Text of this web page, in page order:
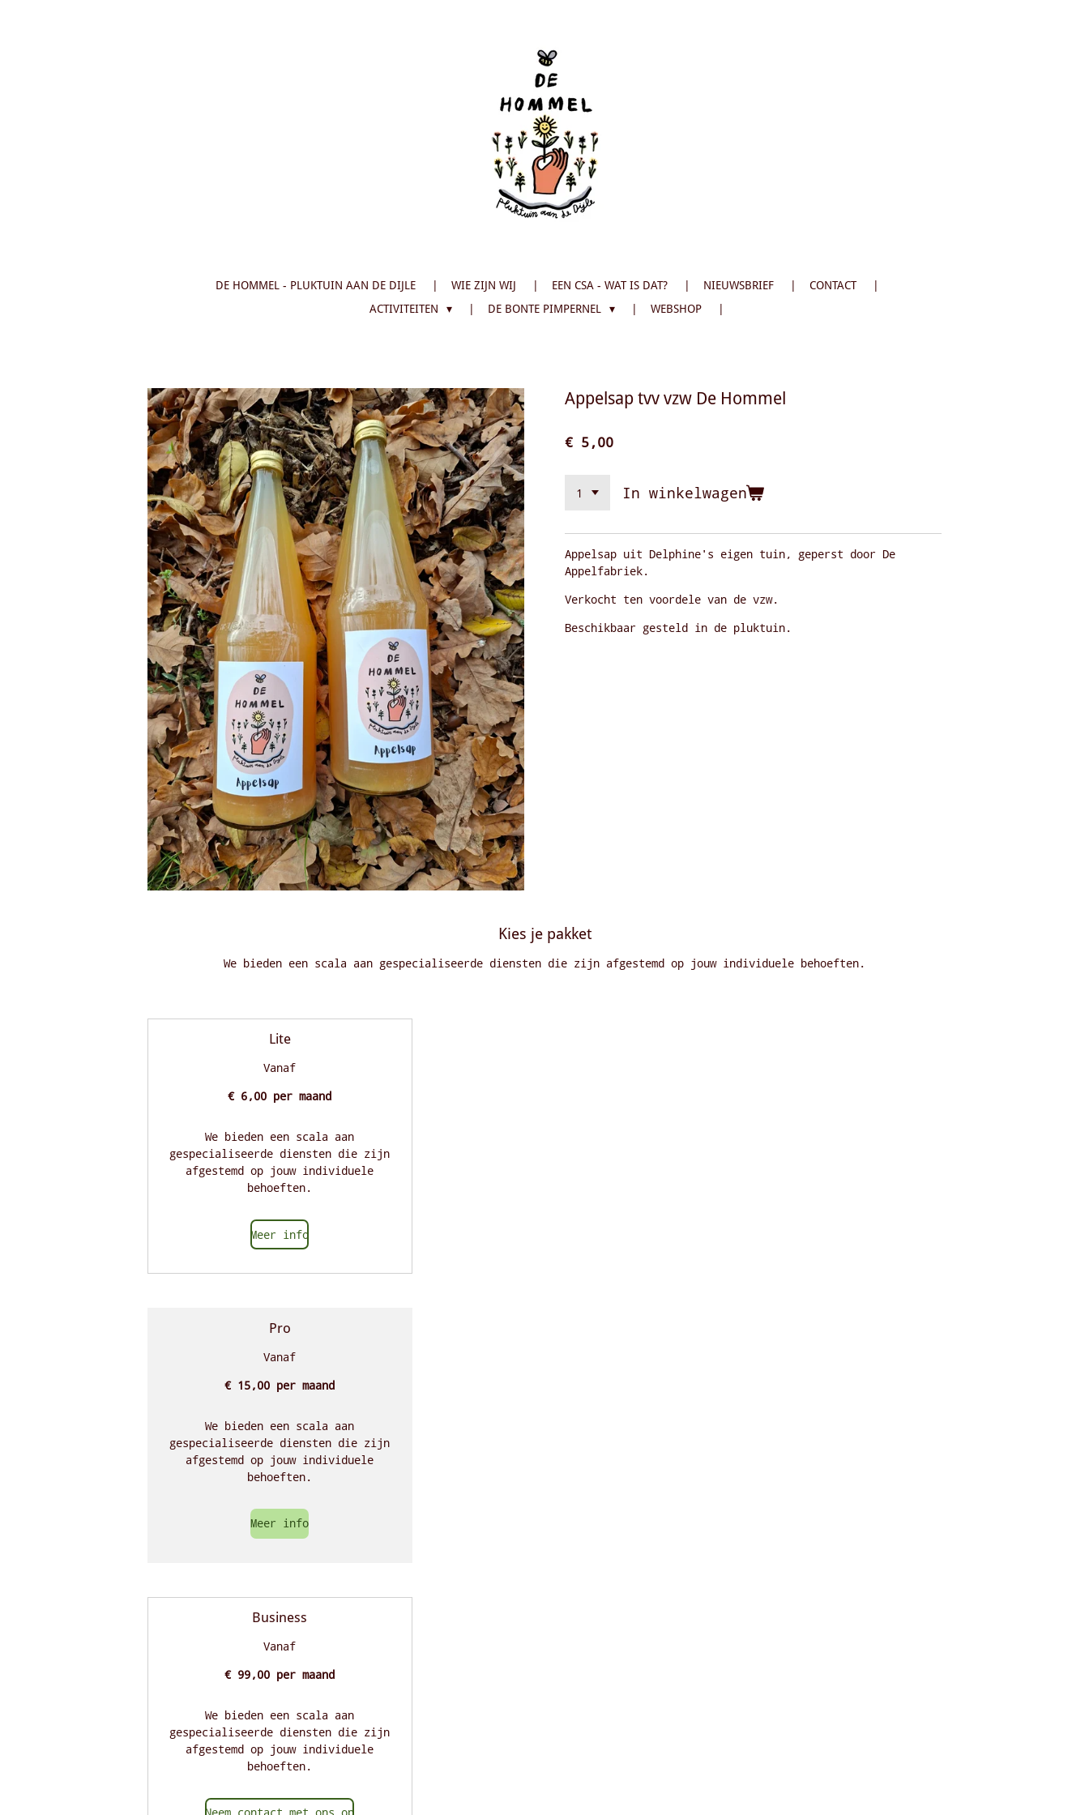
DE HOMMEL - PLUKTUIN AAN DE DIJLE WIE ZIJN WIJ EEN CSA - WAT IS DAT? NIEUWSBRIEF
CONTACT
ACTIVITEITEN
DE BONTE PIMPERNEL WEBSHOP
Appelsap tvv vzw De Hommel
€ 5,00
In winkelwagen
Appelsap uit Delphine's eigen tuin, geperst door De
Appelfabriek.
Verkocht ten voordele van de vzw.
Beschikbaar gesteld in de pluktuin.
Kies je pakket
We bieden een scala aan gespecialiseerde diensten die zijn afgestemd op jouw individuele behoeften.
Lite
Vanaf
€ 6,00 per maand
We bieden een scala aan
gespecialiseerde diensten die zijn
afgestemd op jouw individuele
behoeften.
Meer info
Pro
Vanaf
€ 15,00 per maand
We bieden een scala aan
gespecialiseerde diensten die zijn
afgestemd op jouw individuele
behoeften.
Meer info
Business
Vanaf
€ 99,00 per maand
We bieden een scala aan
gespecialiseerde diensten die zijn
afgestemd op jouw individuele
behoeften.